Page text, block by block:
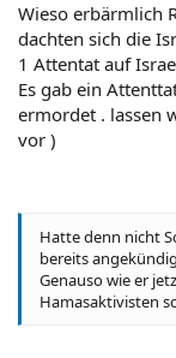
Wieso erbärmlich
dachten sich die
1 Attentat auf
Es gab ein
ermordet . lassen
vor )
Hatte denn nicht
bereits
Genauso wie er
Hamasaktivisten